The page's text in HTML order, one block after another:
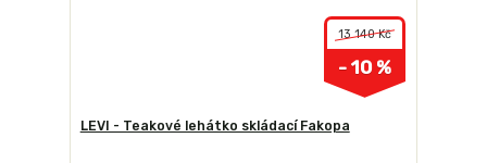
13 140 Kč
- 10 %
LEVI - Teakové lehátko skládací Fakopa